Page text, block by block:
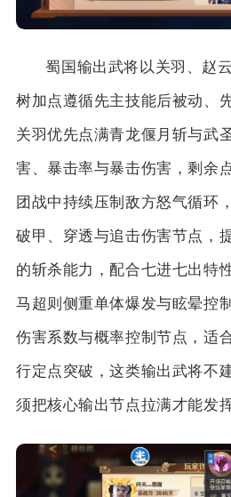
蜀国输出武将以关羽、赵
树加点遵循先主技能后被动、
关羽优先点满青龙偃月斩与武
害、暴击率与暴击伤害，剩余
团战中持续压制敌方怒气循环
破甲、穿透与追击伤害节点，
的斩杀能力，配合七进七出特
马超则侧重单体爆发与眩晕控
伤害系数与概率控制节点，适
行定点突破，这类输出武将不
须把核心输出节点拉满才能发